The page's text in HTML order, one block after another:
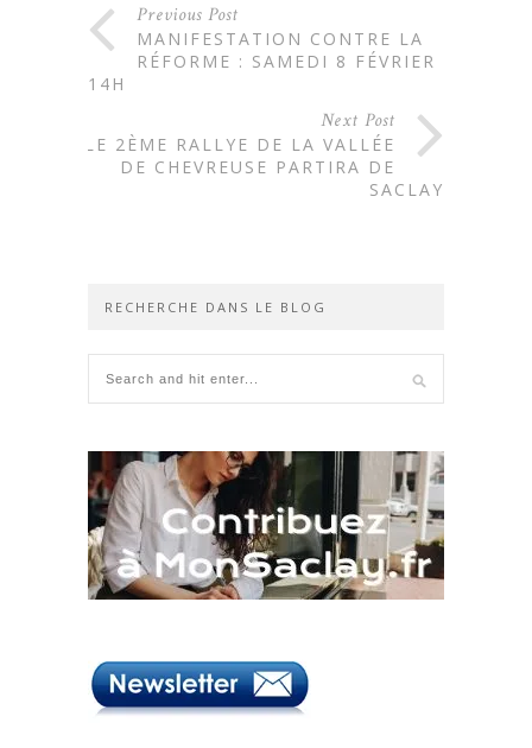
Previous Post
MANIFESTATION CONTRE LA
RÉFORME : SAMEDI 8 FÉVRIER
14H
Next Post
LE 2ÈME RALLYE DE LA VALLÉE
DE CHEVREUSE PARTIRA DE
SACLAY
RECHERCHE DANS LE BLOG